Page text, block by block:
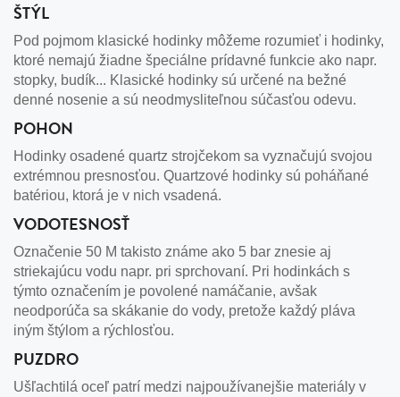
ŠTÝL
Pod pojmom klasické hodinky môžeme rozumieť i hodinky,
ktoré nemajú žiadne špeciálne prídavné funkcie ako napr.
stopky, budík... Klasické hodinky sú určené na bežné
denné nosenie a sú neodmysliteľnou súčasťou odevu.
POHON
Hodinky osadené quartz strojčekom sa vyznačujú svojou
extrémnou presnosťou. Quartzové hodinky sú poháňané
batériou, ktorá je v nich vsadená.
VODOTESNOSŤ
Označenie 50 M takisto známe ako 5 bar znesie aj
striekajúcu vodu napr. pri sprchovaní. Pri hodinkách s
týmto označením je povolené namáčanie, avšak
neodporúča sa skákanie do vody, pretože každý pláva
iným štýlom a rýchlosťou.
PUZDRO
Ušľachtilá oceľ patrí medzi najpoužívanejšie materiály v